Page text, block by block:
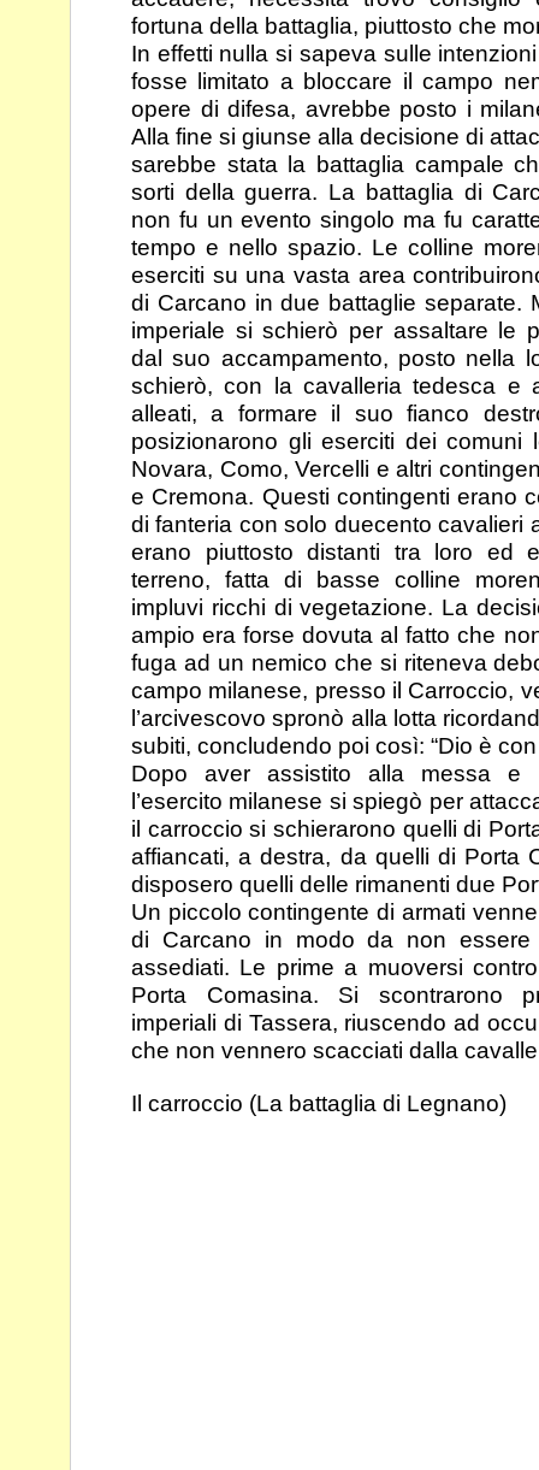
fortuna della battaglia, piuttosto che
In effetti nulla si sapeva sulle
fosse limitato a bloccare il campo
opere di difesa, avrebbe posto i
Alla fine si giunse alla decisione di
sarebbe stata la battaglia campale
sorti della guerra. La battaglia di
non fu un evento singolo ma fu
tempo e nello spazio. Le colline
eserciti su una vasta area
di Carcano in due battaglie separate.
imperiale si schierò per assaltare le
dal suo accampamento, posto nella
schierò, con la cavalleria tedesca e
alleati, a formare il suo fianco
posizionarono gli eserciti dei comuni
Novara, Como, Vercelli e altri
e Cremona. Questi contingenti erano
di fanteria con solo duecento cavalieri
erano piuttosto distanti tra loro ed
terreno, fatta di basse colline
impluvi ricchi di vegetazione. La
ampio era forse dovuta al fatto che
fuga ad un nemico che si riteneva
campo milanese, presso il Carroccio,
l’arcivescovo spronò alla lotta
subiti, concludendo poi così: “Dio è
Dopo aver assistito alla messa e
l’esercito milanese sispiegò per
il carroccio si schierarono quellidi
affiancati, a destra, da quelli di Porta
disposero quelli delle rimanenti due
Un piccolo contingente di armati
di Carcano in modo da non
assediati. Le prime a muoversi
Porta Comasina. Si scontrarono
imperiali di Tassera, riuscendo ad
che non vennero scacciati dalla
Il carroccio (La battaglia di Legnano)